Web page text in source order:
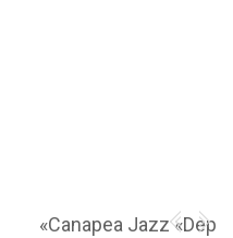
Canapea Jazz «Dep»